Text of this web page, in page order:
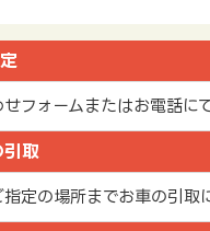
フォームまたはお電話に
引取
定の場所までお車の引取